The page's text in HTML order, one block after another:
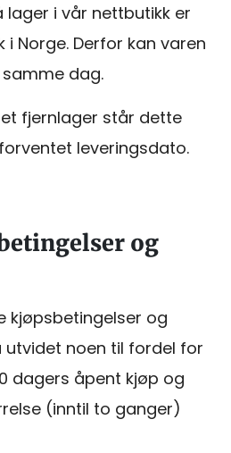
lager i vår nettbutikk er
i Norge. Derfor kan varen
dag.
fjernlager står dette
leveringsdato.
og
kjøpsbetingelser og
utvidet noen til fordel for
dagers åpent kjøp og
(inntil to ganger)